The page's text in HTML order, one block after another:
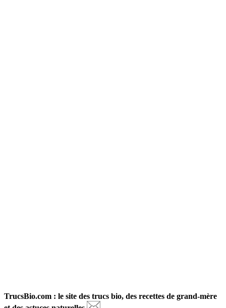
TrucsBio.com : le site des trucs bio, des recettes de grand-mère